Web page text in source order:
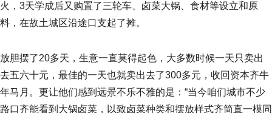
火，3天学成后又购置了三轮车、卤菜大锅、食材等设立和原
料，在故土城区沿途口支起了摊。
放胆摆了20多天，生意一直莫得起色，大多数时候一天只卖出
去五六十元，最佳的一天也就卖出去了300多元，收回资本齐牛
年马月。更让他们感到远景不乐不雅的是：“当今咱们城市不少
路口齐能看到大锅卤菜，以致卤菜种类和摆放样式齐简直一模同